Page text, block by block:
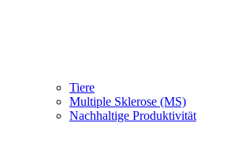
Tiere
Multiple Sklerose (MS)
Nachhaltige Produktivität